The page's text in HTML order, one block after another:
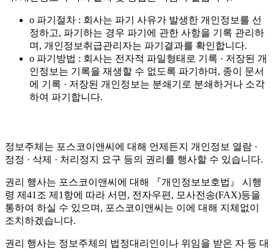
o 파기절차 : 회사는 파기 사유가 발생한 개인정보를 선
정하고, 파기하는 경우 파기에 관한 사항을 기록 관리하
며, 개인정보취급관리자는 파기결과를 확인합니다.
o 파기방법 : 회사는 전자적 파일형태로 기록 · 저장된 개
인정보는 기록을 재생할 수 없도록 파기하며, 종이 문서
에 기록 · 저장된 개인정보는 분쇄기로 분쇄하거나 소각
하여 파기합니다.
정보주체는 포스코이앤씨에 대해 언제든지 개인정보 열람 ·
정정 · 삭제 · 처리정지 요구 등의 권리를 행사할 수 있습니다.
권리 행사는 포스코이앤씨에 대해 『개인정보보호법』 시행
령 제41조 제1항에 따라 서면, 전자우편, 모사전송(FAX)등을
통하여 하실 수 있으며, 포스코이앤씨는 이에 대해 지체없이
조치하겠습니다.
권리 행사는 정보주체의 법정대리인이나 위임을 받은 자 등 대